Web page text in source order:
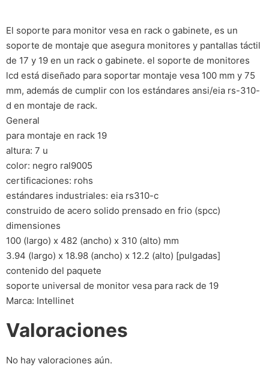
El soporte para monitor vesa en rack o gabinete, es un
soporte de montaje que asegura monitores y pantallas táctil
de 17 y 19 en un rack o gabinete. el soporte de monitores
lcd está diseñado para soportar montaje vesa 100 mm y 75
mm, además de cumplir con los estándares ansi/eia rs-310-
d en montaje de rack.
General
para montaje en rack 19
altura: 7 u
color: negro ral9005
certificaciones: rohs
estándares industriales: eia rs310-c
construido de acero solido prensado en frio (spcc)
dimensiones
100 (largo) x 482 (ancho) x 310 (alto) mm
3.94 (largo) x 18.98 (ancho) x 12.2 (alto) [pulgadas]
contenido del paquete
soporte universal de monitor vesa para rack de 19
Marca: Intellinet
Valoraciones
No hay valoraciones aún.